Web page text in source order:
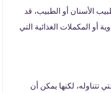
الأسنان أو الطبيب، قد
المكملات الغذائية التي
تتناوله، لكنها يمكن أن